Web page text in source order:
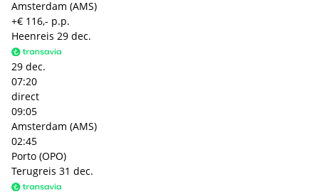
Amsterdam (AMS)
+€ 116,- p.p.
Heenreis 29 dec.
29 dec.
07:20
direct
09:05
Amsterdam (AMS)
02:45
Porto (OPO)
Terugreis 31 dec.